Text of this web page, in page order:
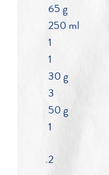
65 g
250 ml
1
1
30 g
3
50 g
1
2